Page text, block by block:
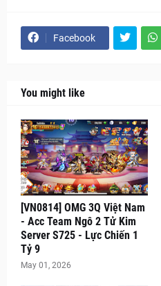
Facebook
You might like
[VN0814] OMG 3Q Việt Nam
- Acc Team Ngô 2 Tử Kim
Server S725 - Lực Chiến 1
Tỷ 9
May 01, 2026